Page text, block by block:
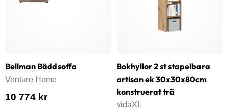
Bellman Bäddsoffa
Venture Home
10 774 kr
Bokhyllor 2 st stapelbara
artisan ek 30x30x80cm
konstruerat trä
vidaXL